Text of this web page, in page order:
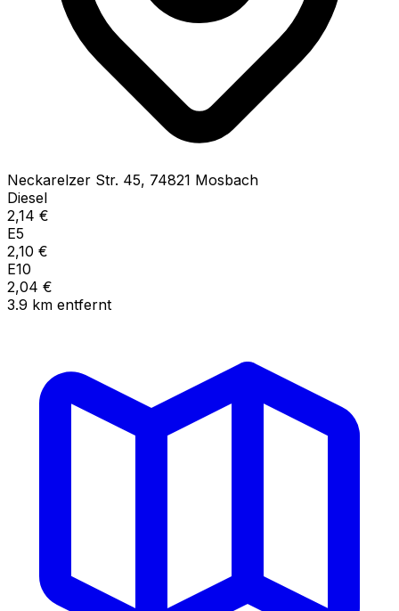
Neckarelzer Str. 45, 74821 Mosbach
Diesel
2,14 €
E5
2,10 €
E10
2,04 €
3.9 km entfernt